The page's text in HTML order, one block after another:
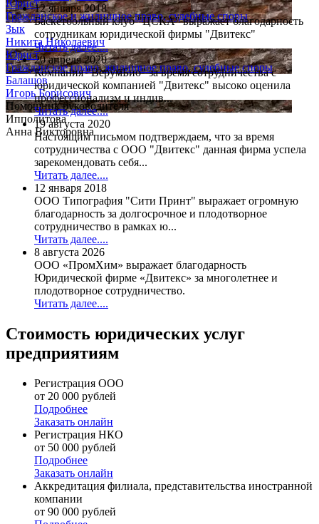
Юрист
Гражданское и жилищное право, судебные споры
Зык
Никита Николаевич
Юрист
Гражданское право, жилищное право, судебные споры
Балашов
Игорь Борисович
Помощник руководителя
Ипполитова
Анна Викторовна
12 января 2018
Баскетбольный клуб "ЦСКА" выражает благодарность
сотрудникам юридической фирмы "Двитекс"
Читать далее....
20 апреля 2020
Компания "ВерумБио" за время сотрудничества с
юридической компанией "Двитекс" высоко оценила
профессионализм и индив...
Читать далее....
19 августа 2020
Настоящим письмом подтверждаем, что за время
сотрудничества с ООО "Двитекс" данная фирма успела
зарекомендовать себя...
Читать далее....
12 января 2018
ООО Типография "Сити Принт" выражает огромную
благодарность за долгосрочное и плодотворное
сотрудничество в рамках ю...
Читать далее....
8 августа 2026
ООО «ПромХим» выражает благодарность
Юридической фирме «Двитекс» за многолетнее и
плодотворное сотрудничество.
Читать далее....
Стоимость юридических услуг
предприятиям
Регистрация ООО
от 20 000 рублей
Подробнее
Заказать онлайн
Регистрация НКО
от 50 000 рублей
Подробнее
Заказать онлайн
Аккредитация филиала, представительства иностранной
компании
от 90 000 рублей